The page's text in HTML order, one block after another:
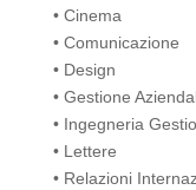
• Cinema
• Comunicazione
• Design
• Gestione
• Ingegneria
• Lettere
• Relazioni